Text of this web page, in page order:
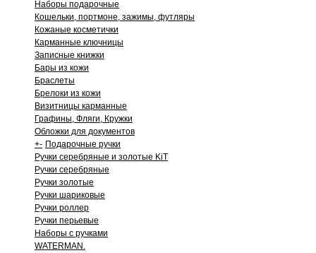
Наборы подарочные
Кошельки, портмоне, зажимы, футляры
Кожаные косметички
Карманные ключницы
Записные книжки
Бары из кожи
Браслеты
Брелоки из кожи
Визитницы карманные
Графины, Фляги, Кружки
Обложки для документов
+- Подарочные ручки
Ручки серебряные и золотые KiT
Ручки серебряные
Ручки золотые
Ручки шариковые
Ручки роллер
Ручки перьевые
Наборы с ручками
WATERMAN.